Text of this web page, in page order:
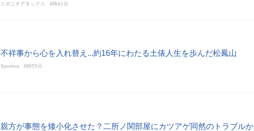
スポニチアネックス 4時41分
不祥事から心を入れ替え...約16年にわたる土俵人生を歩んだ松鳳山
Sportiva 6時55分
親方が事態を矮小化させた？二所ノ関部屋にカツアゲ同然のトラブルか